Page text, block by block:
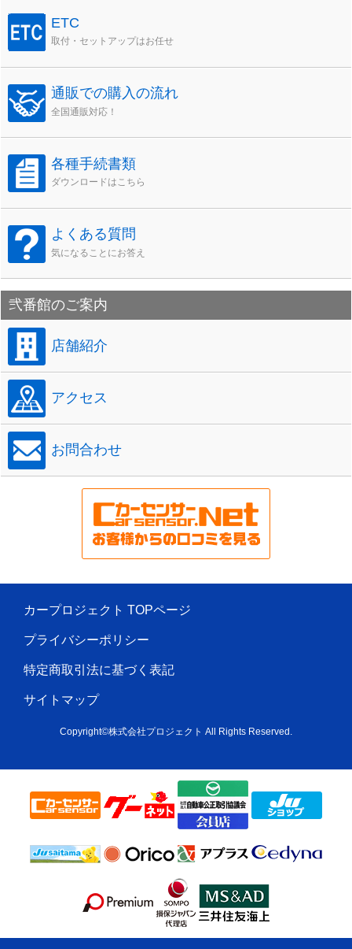
ETC
取付・セットアップはお任せ
通販での購入の流れ
全国通販対応！
各種手続書類
ダウンロードはこちら
よくある質問
気になることにお答え
弐番館のご案内
店舗紹介
アクセス
お問合わせ
カープロジェクト TOPページ
プライバシーポリシー
特定商取引法に基づく表記
サイトマップ
Copyright©株式会社プロジェクト All Rights Reserved.